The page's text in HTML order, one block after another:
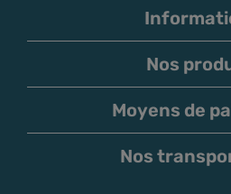
Nos
Moyens de
Nos